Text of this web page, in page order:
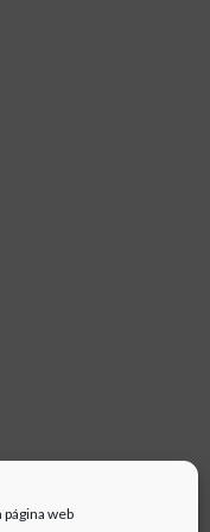
web